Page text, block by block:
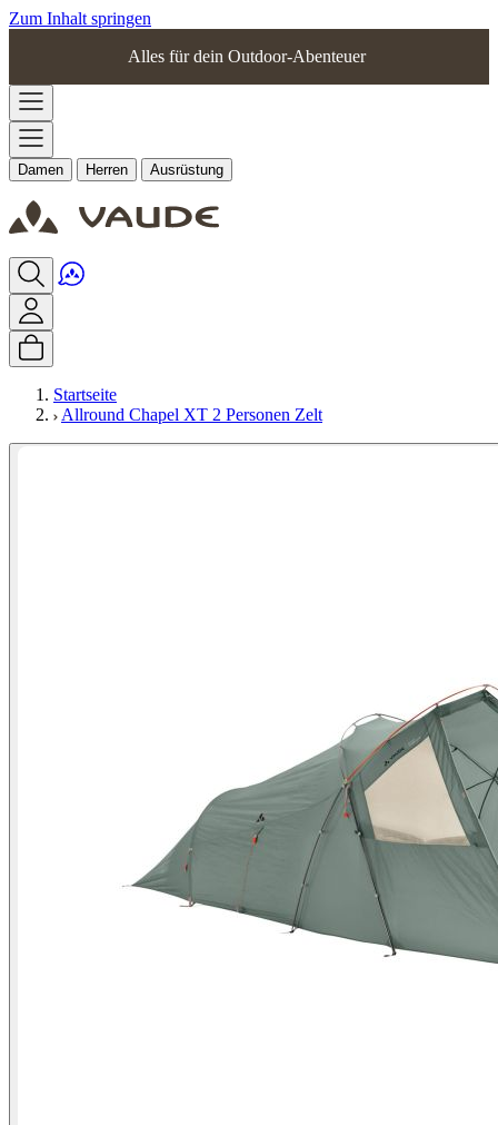
Zum Inhalt springen
Alles für dein Outdoor-Abenteuer
Damen Herren Ausrüstung
Startseite
Allround Chapel XT 2 Personen Zelt